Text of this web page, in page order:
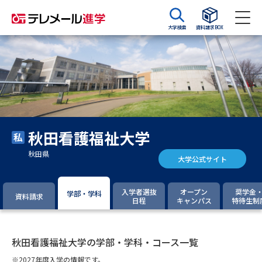
大学検索 資料請求BOX
資料請求 資料検索
大学・短大の資料種類から請求
大学パンフ 学部・学科パンフ
大学入学共通テスト利用選抜の
過去問題集
秋田看護福祉大学
秋田県 大学公式サイト
資料請求 学部・学科
入学者選抜
日程
オープン
キャンパス
奨学金
特待生制
秋田看護福祉大学の学部・学科・コース一覧
※2027年度入学の情報です。